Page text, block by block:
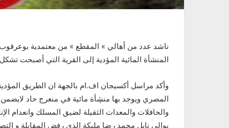
المنشأة المائية المؤدية إلى القرية التي أصبحت
وأكد مراسل أكسيجان اف.ام بالجهة ان الطريق
المصري ويوجد بها منڜأة مائية في منعرج حاد
والحافلات والمعدات الثقيلة لضيق المسلك وانعدام
بوالي نابل محمد رضا مليكة الذي رفض المقابلة و